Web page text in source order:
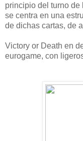
principio del turno
se centra en una
de dichas cartas, de
Victory or Death en
eurogame, con